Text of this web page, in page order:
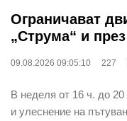
Ограничават
„Струма“ и
09.08.2026 09:05:10 227
В неделя от 16 ч. до
и улеснение на